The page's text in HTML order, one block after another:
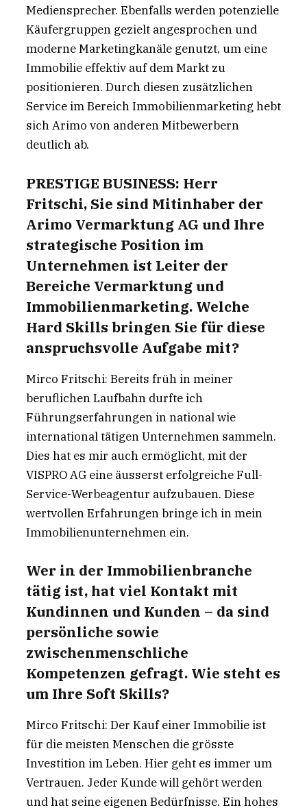
Mediensprecher. Ebenfalls werden potenzielle
Käufergruppen gezielt angesprochen und
moderne Marketingkanäle genutzt, um eine
Immobilie effektiv auf dem Markt zu
positionieren. Durch diesen zusätzlichen
Service im Bereich Immobilienmarketing hebt
sich Arimo von anderen Mitbewerbern
deutlich ab.
PRESTIGE BUSINESS: Herr
Fritschi, Sie sind Mitinhaber der
Arimo Vermarktung AG und Ihre
strategische Position im
Unternehmen ist Leiter der
Bereiche Vermarktung und
Immobilienmarketing. Welche
Hard Skills bringen Sie für diese
anspruchsvolle Aufgabe mit?
Mirco Fritschi: Bereits früh in meiner
beruflichen Laufbahn durfte ich
Führungserfahrungen in national wie
international tätigen Unternehmen sammeln.
Dies hat es mir auch ermöglicht, mit der
VISPRO AG eine äusserst erfolgreiche Full-
Service-Werbeagentur aufzubauen. Diese
wertvollen Erfahrungen bringe ich in mein
Immobilienunternehmen ein.
Wer in der Immobilienbranche
tätig ist, hat viel Kontakt mit
Kundinnen und Kunden – da sind
persönliche sowie
zwischenmenschliche
Kompetenzen gefragt. Wie steht es
um Ihre Soft Skills?
Mirco Fritschi: Der Kauf einer Immobilie ist
für die meisten Menschen die grösste
Investition im Leben. Hier geht es immer um
Vertrauen. Jeder Kunde will gehört werden
und hat seine eigenen Bedürfnisse. Ein hohes